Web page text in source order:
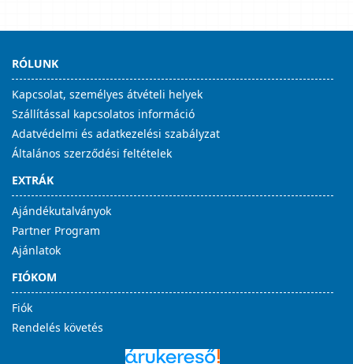
RÓLUNK
Kapcsolat, személyes átvételi helyek
Szállítással kapcsolatos információ
Adatvédelmi és adatkezelési szabályzat
Általános szerződési feltételek
EXTRÁK
Ajándékutalványok
Partner Program
Ajánlatok
FIÓKOM
Fiók
Rendelés követés